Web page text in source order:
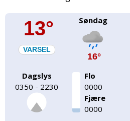
13°
VARSEL
Søndag
16°
Dagslys
0350 - 2230
Flo
0000
Fjære
0000